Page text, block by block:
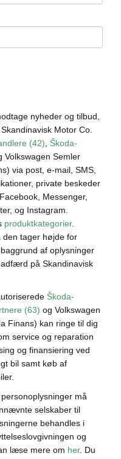
nyheder og tilbud,
Motor Co.
(42), Škoda-
Volkswagen Semler
via post, e-mail, SMS,
private beskeder
Messenger,
og Instagram.
produktkategorier.
tager højde for
af oplysninger
på Skandinavisk
Škoda-
(63) og Volkswagen
Finans) kan ringe til dig
service og reparation
og finansiering ved
bil samt køb af
må
selskaber til
behandles i
og
læse mere om her. Du